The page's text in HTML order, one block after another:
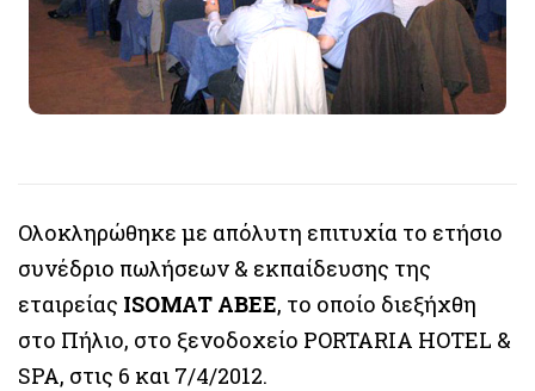
Ολοκληρώθηκε με απόλυτη επιτυχία το ετήσιο
συνέδριο πωλήσεων & εκπαίδευσης της
εταιρείας ISOMAT ΑΒΕΕ, το οποίο διεξήχθη
στο Πήλιο, στο ξενοδοχείο PORTARIA HOTEL &
SPA, στις 6 και 7/4/2012.